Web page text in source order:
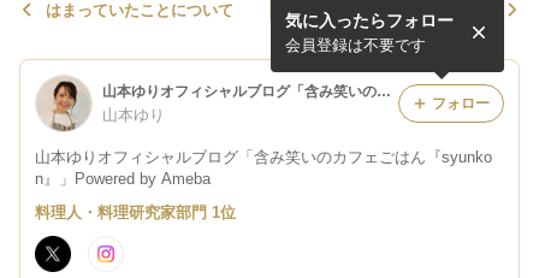
はまっていたことについて
【簡単！！！】ねぎ塩だれ豚
しゃぶ
山本ゆりオフィシャルブログ「含み笑いのカフェごはん『syunkon』」Powered by Ameba
山本ゆり
山本ゆりオフィシャルブログ「含み笑いのカフェごはん『syunko
n』」Powered by Ameba
気に入ったらフォロー
会員登録は不要です
フォロー
料理人・料理研究家部門 1位